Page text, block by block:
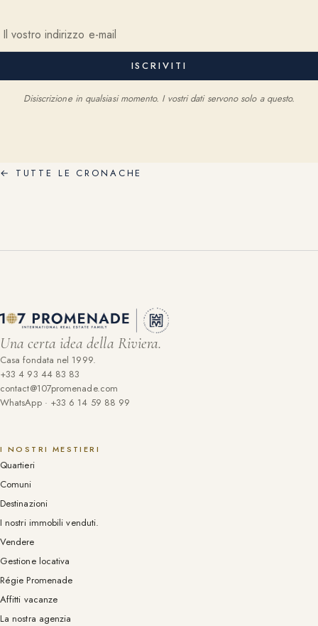
ISCRIVITI
Disiscrizione in qualsiasi momento. I vostri dati servono solo a questo.
← TUTTE LE CRONACHE
Una certa idea della Riviera.
Casa fondata nel 1999.
+33 4 93 44 83 83
contact@107promenade.com
WhatsApp · +33 6 14 59 88 99
I NOSTRI MESTIERI
Quartieri
Comuni
Destinazioni
I nostri immobili venduti.
Vendere
Gestione locativa
Régie Promenade
Affitti vacanze
La nostra agenzia